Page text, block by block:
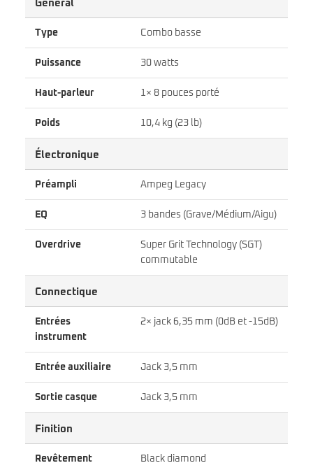
Général
Type Combo basse
Puissance 30 watts
Haut-parleur 1× 8 pouces porté
Poids 10,4 kg (23 lb)
Électronique
Préampli Ampeg Legacy
EQ 3 bandes (Grave/Médium/Aigu)
Overdrive
Super Grit Technology (SGT)
commutable
Connectique
Entrées
instrument
2× jack 6,35 mm (0dB et -15dB)
Entrée auxiliaire Jack 3,5 mm
Sortie casque Jack 3,5 mm
Finition
Revêtement Black diamond